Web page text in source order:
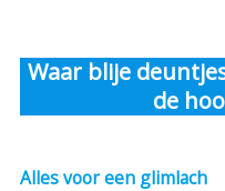
Waar blije
de
Alles voor een glimlach